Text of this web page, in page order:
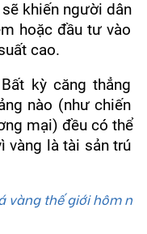
khiến người dân
hoặc đầu tư vào
cao.
kỳ căng thẳng
nào (như chiến
mại) đều có thể
vàng là tài sản trú
vàng thế giới hôm n